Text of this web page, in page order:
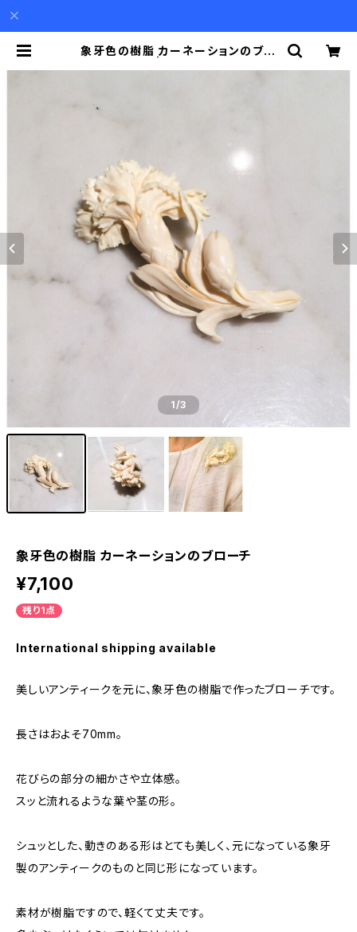
象牙色の樹脂 カーネーションのブロ
1/3
象牙色の樹脂 カーネーションのブローチ
¥7,100
残り1点
International shipping available
美しいアンティークを元に、象牙色の樹脂で作ったブローチです。
長さはおよそ70mm。
花びらの部分の細かさや立体感。
スッと流れるような葉や茎の形。
シュッとした、動きのある形はとても美しく、元になっている象牙
製のアンティークのものと同じ形になっています。
素材が樹脂ですので、軽くて丈夫です。